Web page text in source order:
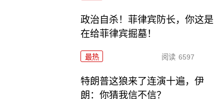
政治自杀！菲律宾防长，你这是
在给菲律宾掘墓！
最热 阅读 6597
特朗普这狼来了连演十遍，伊
朗：你猜我信不信？